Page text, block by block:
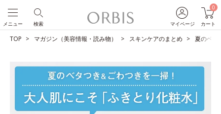
マイページ
0
カート
検索
メニュー
TOP マガジン（美容情報・読み物） スキンケアのまとめ 夏のベタ